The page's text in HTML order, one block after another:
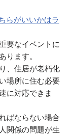
らがいいかはラ
要なイベントに
ります。
、住居が老朽化
場所に住む必要
に対応できま
ばならない場合
関係の問題が生